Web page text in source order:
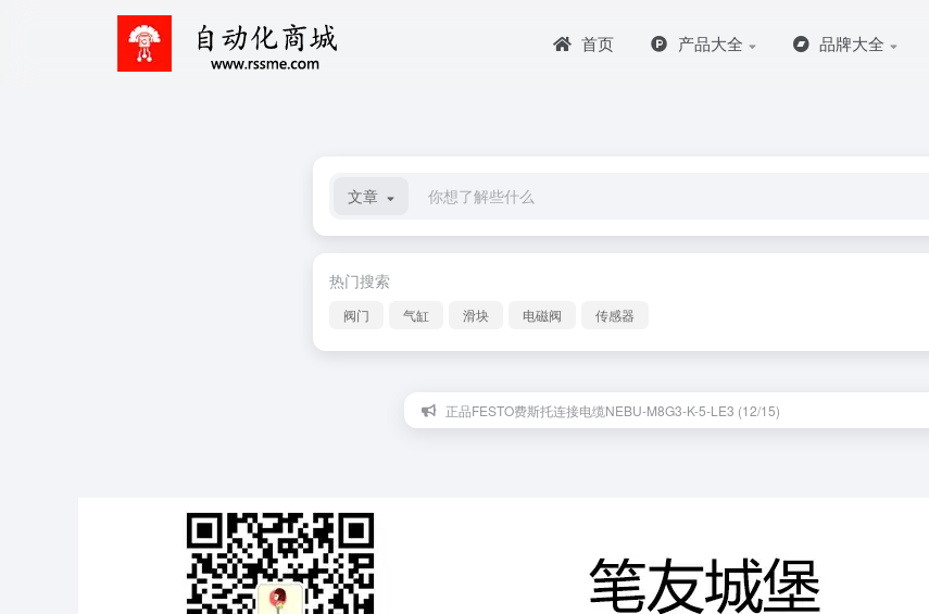
首页 产品大全 品牌大全
文章
热门搜索
阀门 气缸 滑块 电磁阀 传感器
正品FESTO费斯托连接电缆NEBU-M8G3-K-5-LE3 (12/15)